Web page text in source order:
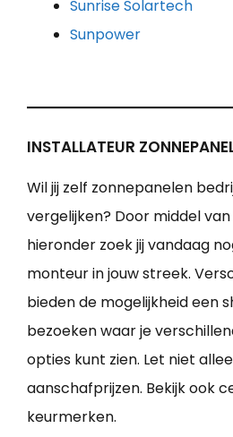
Sunrise Solartech
Sunpower
INSTALLATEUR
Wil jij zelf zonnepanelen
vergelijken? Door middel
hieronder zoek jij vandaag
monteur in jouw streek.
bieden de mogelijkheid een
bezoeken waar je
opties kunt zien. Let niet
aanschafprijzen. Bekijk ook
keurmerken.